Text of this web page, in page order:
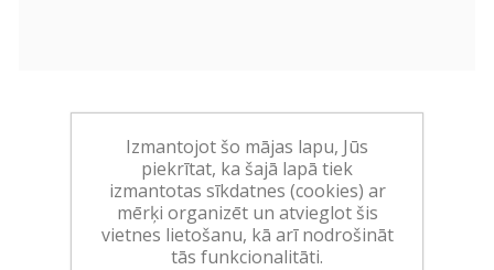
48,00€
(0,43 EUR/tablete)
Ražotājs:RECKITT BENCKISER HC
Pieejamība: >10 vienības noliktavā
Izmantojot šo mājas lapu, Jūs
piekrītat, ka šajā lapā tiek
izmantotas sīkdatnes (cookies) ar
mērķi organizēt un atvieglot šis
vietnes lietošanu, kā arī nodrošināt
tās funkcionalitāti.